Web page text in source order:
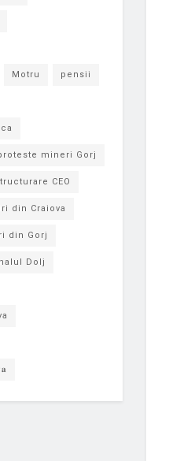
Motru pensii
mineri Gorj
CEO
din Craiova
din Gorj
Dolj